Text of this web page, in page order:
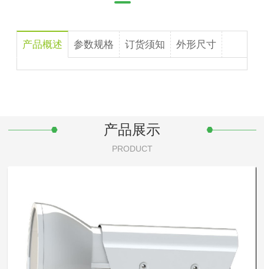
产品概述 参数规格 订货须知 外形尺寸
产品展示
PRODUCT